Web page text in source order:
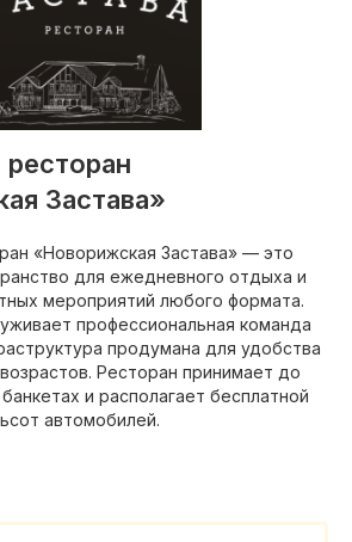
Застава»
«Новорижская Застава» — это
для ежедневного отдыха и
мероприятий любого формата.
профессиональная команда
продумана для удобства
Ресторан принимает до
и располагает бесплатной
автомобилей.